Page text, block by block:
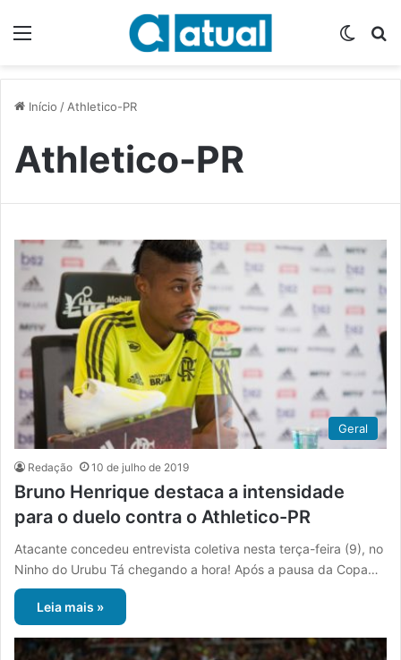
Início / Athletico-PR
Athletico-PR
Geral
Redação 10 de julho de 2019
Bruno Henrique destaca a intensidade
para o duelo contra o Athletico-PR
Atacante concedeu entrevista coletiva nesta terça-feira (9), no
Ninho do Urubu Tá chegando a hora! Após a pausa da Copa…
Leia mais »